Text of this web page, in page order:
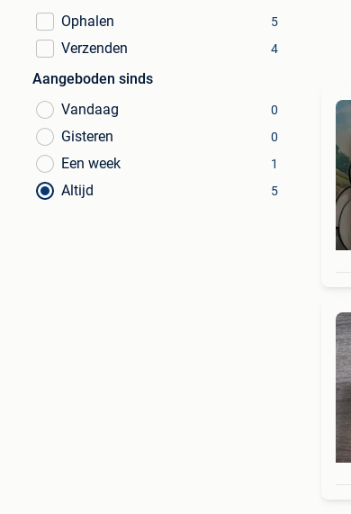
Ophalen
5
Verzenden 4
Aangeboden sinds
Vandaag
0
Gisteren 0
Een week 1
Altijd 5